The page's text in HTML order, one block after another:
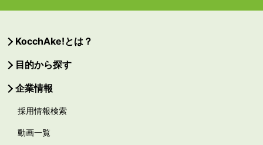
KocchAke!とは？
目的から探す
企業情報
採用情報検索
動画一覧